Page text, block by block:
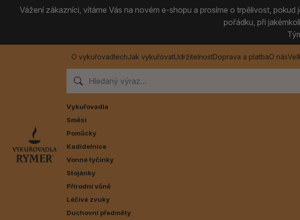
Vážení zákazníci, vítáme Vás na novém e-shopu a prosíme o trpělivost,
pořádku, při
O vykuřovadlechJak vykuřovatUdržitelnostDoprava a platbaO nás
Vykuřovadla
Směsi
Pomůcky
Kadidelnice
Vonné tyčinky
Stojánky
Přírodní vůně
Léčivé zvuky
Duchovní předměty